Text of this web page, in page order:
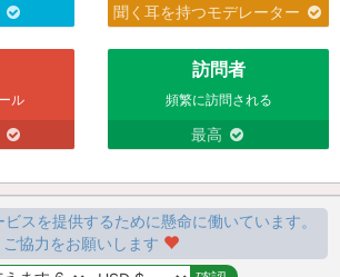
聞く耳を持つモデレーター
ル
訪問者
頻繁に訪問される
最高
スを提供するために懸命に働いています。
ご協力をお願いします